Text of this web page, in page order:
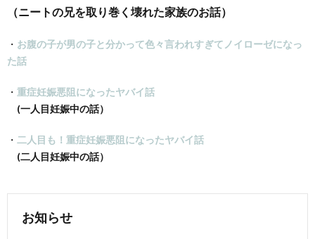
（ニートの兄を取り巻く壊れた家族のお話）
・ お腹の子が男の子と分かって色々言われすぎてノイローゼになっ
た話
・ 重症妊娠悪阻になったヤバイ話
(一人目妊娠中の話）
・ 二人目も！重症妊娠悪阻になったヤバイ話
(二人目妊娠中の話）
お知らせ